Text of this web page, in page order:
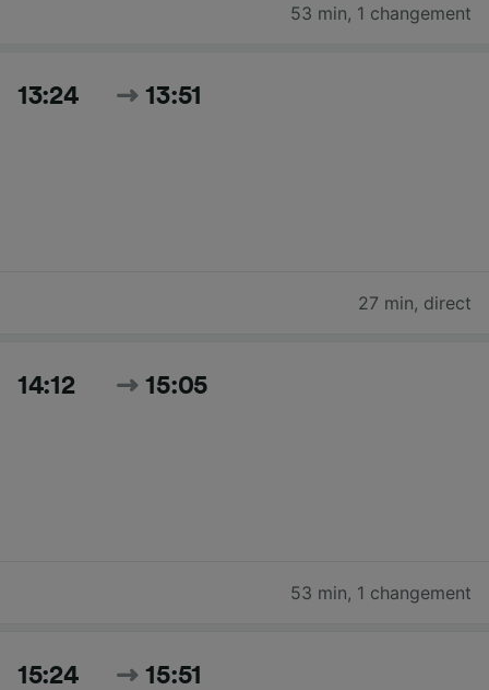
53 min, 1 changement
13:24 13:51
27 min, direct
14:12 15:05
53 min, 1 changement
15:24 15:51